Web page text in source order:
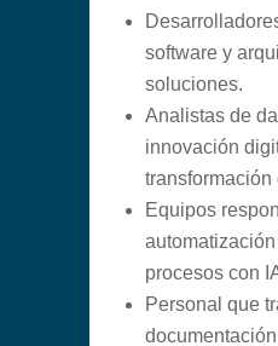
software y
soluciones.
Analistas de
innovación
transformación
Equipos
procesos con
Personal que